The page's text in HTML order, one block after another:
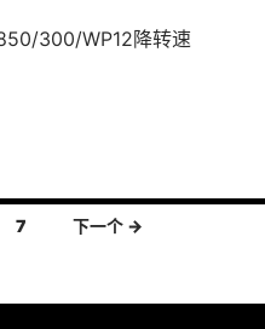
300/WP12降转速
7 下一个 →